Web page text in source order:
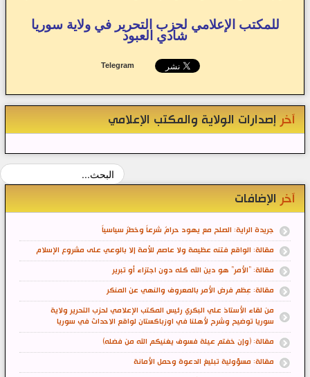
للمكتب الإعلامي لحزب التحرير في ولاية سوريا
شادي العبود
Telegram
آخر إصدارات الولاية والمكتب الإعلامي
آخر الإضافات
جريدة الراية: الصلح مع يهود حرامٌ شرعاً وخطرٌ سياسياً
مقالة: الواقع فتنه عظيمة ولا عاصم للأمة إلا بالوعي على مشروع الإسلام
مقالة: "الأمر" هو دين الله كله دون اجتزاء أو تبرير
مقالة: عِظم فرض الأمر بالمعروف والنهي عن المنكر
من لقاء الأستاذ علي البكري رئيس المكتب الإعلامي لحزب التحرير ولاية
سوريا توضيح وشرح لأهلنا في اوزباكستان لواقع الاحداث في سوريا
مقالة: (وإن خفتم عيلة فسوف يغنيكم الله من فضله)
مقالة: مسؤولية تبليغ الدعوة وحمل الأمانة